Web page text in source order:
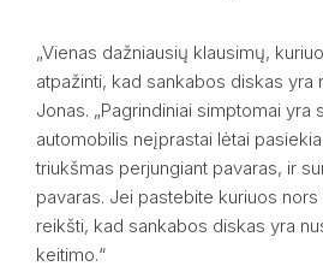
„Vienas dažniausių klausimų,
atpažinti, kad sankabos diskas yra
Jonas. „Pagrindiniai simptomai yra
automobilis neįprastai lėtai
triukšmas perjungiant pavaras, ir
pavaras. Jei pastebite kuriuos
reikšti, kad sankabos diskas yra
keitimo.“